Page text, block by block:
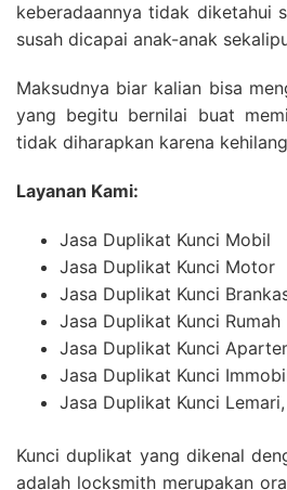
keberadaannya tidak diketahui
susah dicapai anak-anak
Maksudnya biar kalian bisa
yang begitu bernilai buat
tidak diharapkan karena
Layanan Kami:
Jasa Duplikat Kunci Mobil
Jasa Duplikat Kunci Motor
Jasa Duplikat Kunci
Jasa Duplikat Kunci Rumah
Jasa Duplikat Kunci
Jasa Duplikat Kunci
Jasa Duplikat Kunci
Kunci duplikat yang dikenal
adalah locksmith merupakan